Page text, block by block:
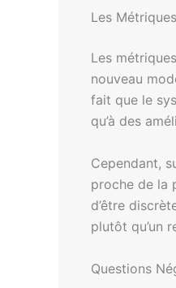
Les
Les
nouveau
fait que le
qu’à des
Cependant,
proche de la
d’être
plutôt qu’un
Questions